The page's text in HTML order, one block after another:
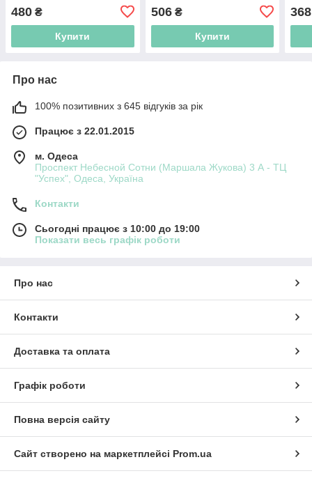
480 ₴
Купити
506₴
Купити
368
Про нас
100% позитивних з 645 відгуків за рік
Працює з 22.01.2015
м. Одеса
Проспект Небесной Сотни (Маршала Жукова) 3 А - ТЦ
"Успех", Одеса, Україна
Контакти
Сьогодні працює з 10:00 до 19:00
Показати весь графік роботи
Про нас
Контакти
Доставка та оплата
Графік роботи
Повна версія сайту
Сайт створено на маркетплейсі Prom.ua